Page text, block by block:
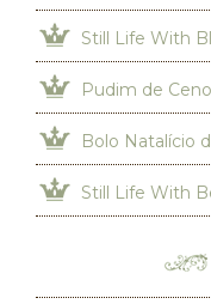
Still Life With
Pudim de
Bolo Natalício
Still Life With